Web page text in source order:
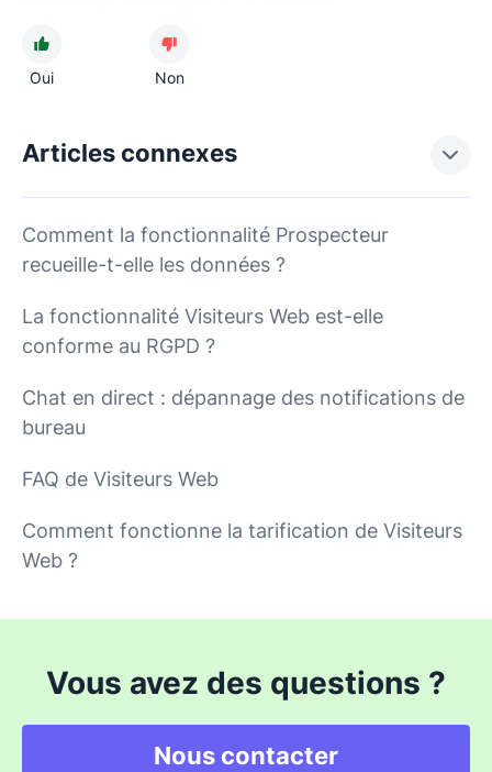
Oui Non
Articles connexes
Comment la fonctionnalité Prospecteur
recueille-t-elle les données ?
La fonctionnalité Visiteurs Web est-elle
conforme au RGPD ?
Chat en direct : dépannage des notifications de
bureau
FAQ de Visiteurs Web
Comment fonctionne la tarification de Visiteurs
Web ?
Vous avez des questions ?
Nous contacter